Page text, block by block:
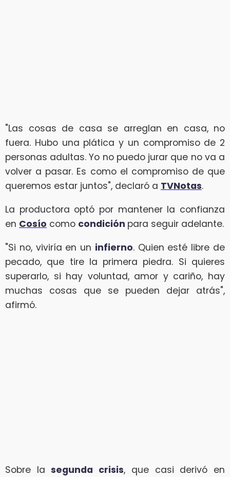
"Las cosas de casa se arreglan en casa, no
fuera. Hubo una plática y un compromiso de 2
personas adultas. Yo no puedo jurar que no va a
volver a pasar. Es como el compromiso de que
queremos estar juntos", declaró a TVNotas.
La productora optó por mantener la confianza
en Cosío como condición para seguir adelante.
"Si no, viviría en un infierno. Quien esté libre de
pecado, que tire la primera piedra. Si quieres
superarlo, si hay voluntad, amor y cariño, hay
muchas cosas que se pueden dejar atrás",
afirmó.
Sobre lasegunda crisis, que casi derivó en